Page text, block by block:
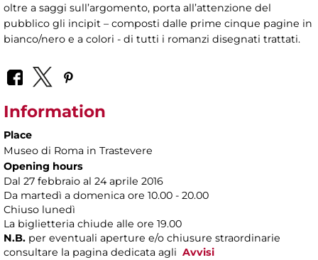
oltre a saggi sull’argomento, porta all’attenzione del
pubblico gli incipit – composti dalle prime cinque pagine in
bianco/nero e a colori - di tutti i romanzi disegnati trattati.
Information
Place
Museo di Roma in Trastevere
Opening hours
Dal 27 febbraio al 24 aprile 2016
Da martedì a domenica ore 10.00 - 20.00
Chiuso lunedì
La biglietteria chiude alle ore 19.00
N.B. per eventuali aperture e/o chiusure straordinarie
consultare la pagina dedicata agli Avvisi